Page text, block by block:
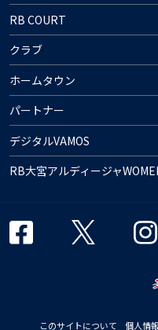
RB COURT
クラブ
ホームタウン
パートナー
デジタルVAMOS
RB大宮アルディージャ
このサイトについて 個人情